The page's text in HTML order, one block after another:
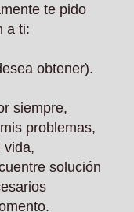
te pido
a ti:
obtener).
siempre,
problemas,
vida,
solución